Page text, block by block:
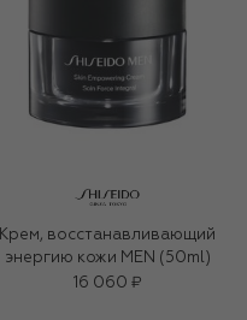
Крем, восстанавливающий
энергию кожи MEN (50ml)
16 060 ₽